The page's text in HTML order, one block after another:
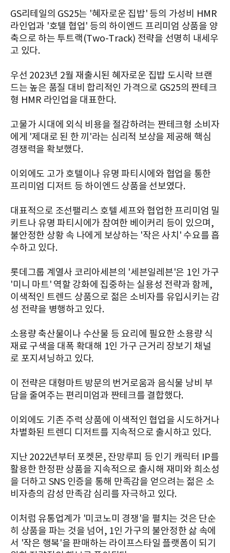
GS리테일의 GS25는 '혜자로운 집밥' 등의 가성비 HMR
라인업과 '호텔 협업' 등의 하이엔드 프리미엄 상품을 양
축으로 하는 투트랙(Two-Track) 전략을 선명히 내세우
고 있다.
우선 2023년 2월 재출시된 혜자로운 집밥 도시락 브랜
드는 높은 품질 대비 합리적인 가격으로 GS25의 짠테크
형 HMR 라인업을 대표한다.
고물가 시대에 외식 비용을 절감하려는 짠테크형 소비자
에게 '제대로 된 한 끼'라는 심리적 보상을 제공해 핵심
경쟁력을 확보했다.
이외에도 고가 호텔이나 유명 파티시에와 협업을 통한
프리미엄 디저트 등 하이엔드 상품을 선보였다.
대표적으로 조선팰리스 호텔 셰프와 협업한 프리미엄 밀
키트나 유명 파티시에가 참여한 베이커리 등이 있으며,
불안정한 상황 속 나에게 보상하는 '작은 사치' 수요를 흡
수하고 있다.
롯데그룹 계열사 코리아세븐의 '세븐일레븐'은 1인 가구
'미니 마트' 역할 강화에 집중하는 실용성 전략과 함께,
이색적인 트렌드 상품으로 젊은 소비자를 유입시키는 감
성 전략을 병행하고 있다.
소용량 축산물이나 수산물 등 요리에 필요한 소용량 식
재료 구색을 대폭 확대해 1인 가구 근거리 장보기 채널
로 포지셔닝하고 있다.
이 전략은 대형마트 방문의 번거로움과 음식물 낭비 부
담을 줄여주는 편리미엄과 짠테크를 결합했다.
이외에도 기존 주력 상품에 이색적인 협업을 시도하거나
차별화된 트렌디 디저트를 지속적으로 출시하고 있다.
지난 2022년부터 포켓몬, 잔망루피 등 인기 캐릭터 IP를
활용한 한정판 상품을 지속적으로 출시해 재미와 희소성
을 더하고 SNS 인증을 통해 만족감을 얻으려는 젊은 소
비자층의 감성 만족감 심리를 자극하고 있다.
이처럼 유통업계가 '미코노미 경쟁'을 펼치는 것은 단순
히 상품을 파는 것을 넘어, 1인 가구의 불안정한 삶 속에
서 '작은 행복'을 판매하는 라이프스타일 플랫폼이 되기